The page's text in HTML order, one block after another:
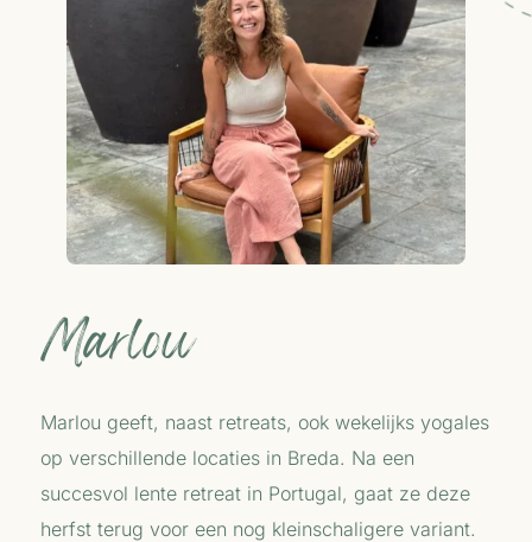
Marlou
Marlou geeft, naast retreats, ook wekelijks yogales
op verschillende locaties in Breda. Na een
succesvol lente retreat in Portugal, gaat ze deze
herfst terug voor een nog kleinschaligere variant.